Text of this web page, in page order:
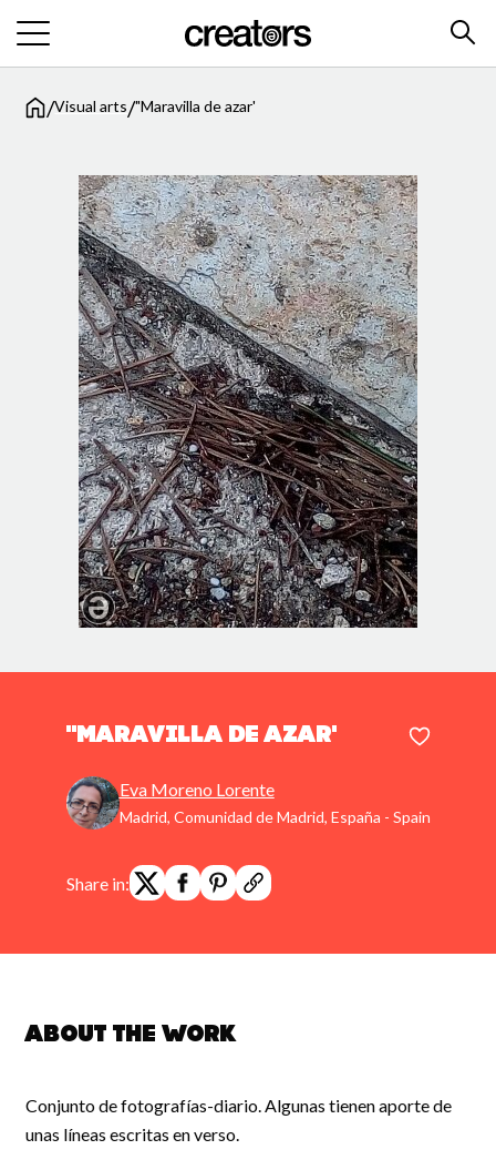
/Visual arts/"Maravilla de azar'
"Maravilla de azar'
Eva Moreno Lorente
Madrid, Comunidad de Madrid, España - Spain
Share in:
About the work
Conjunto de fotografías-diario. Algunas tienen aporte de
unas líneas escritas en verso.